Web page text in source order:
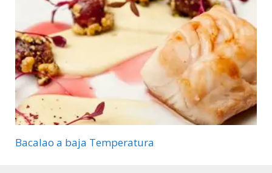
Bacalao a baja Temperatura